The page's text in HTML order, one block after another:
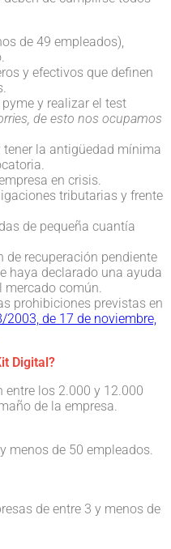
de 49 empleados),
y efectivos que definen
y realizar el test
de esto nos ocupamos
la antigüedad mínima
en crisis.
tributarias y frente
de pequeña cuantía
de recuperación pendiente
haya declarado una ayuda
mercado común.
prohibiciones previstas en
de 17 de noviembre,
Digital?
los 2.000 y 12.000
de la empresa.
menos de 50 empleados.
de entre 3 y menos de